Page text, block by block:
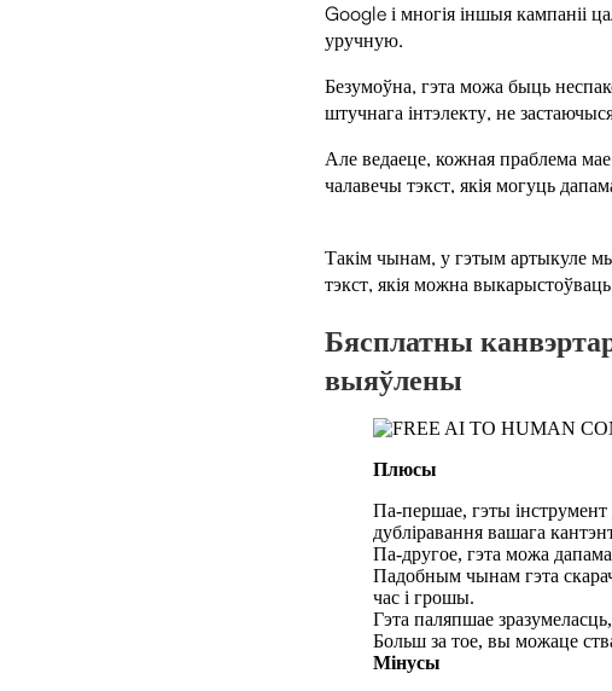
Google і многія іншыя кампаніі
уручную.
Безумоўна, гэта можа быць
штучнага інтэлекту, не
Але ведаеце, кожная праблема
чалавечы тэкст, якія могуць
Такім чынам, у гэтым артыкуле
тэкст, якія можна
Бясплатны
выяўлены
Плюсы
Па-першае, гэты інструмент
дубліравання вашага
Па-другое, гэта можа
Падобным чынам гэта
час і грошы.
Гэта паляпшае
Больш за тое, вы можаце
Мінусы